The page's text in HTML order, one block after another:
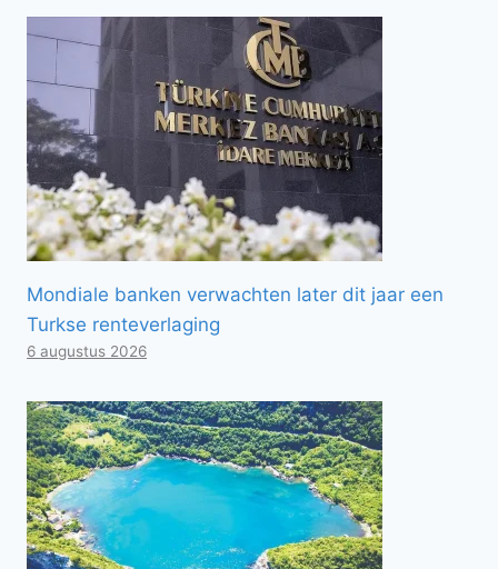
Mondiale banken verwachten later dit jaar een
Turkse renteverlaging
6 augustus 2026